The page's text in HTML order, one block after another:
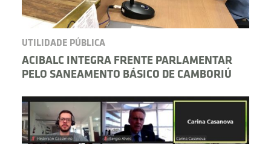
UTILIDADE PÚBLICA
ACIBALC INTEGRA FRENTE PARLAMENTAR
PELO SANEAMENTO BÁSICO DE CAMBORIÚ